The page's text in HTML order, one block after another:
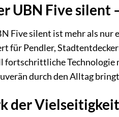
UBN Five
Five silent ist mehr als nur
für Pendler,
fortschrittliche Technologie
durch den Alltag
der